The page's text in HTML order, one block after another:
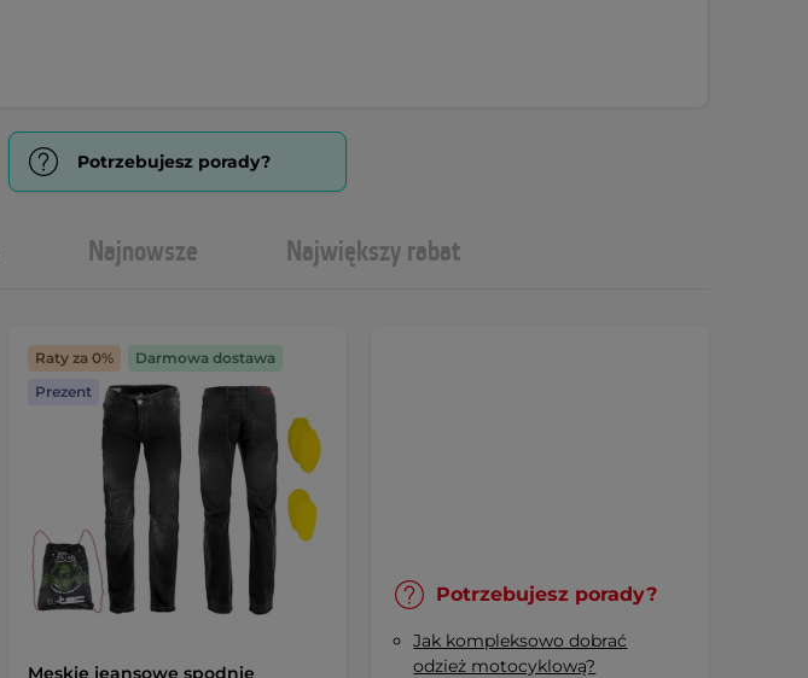
Potrzebujesz porady?
Najnowsze Największy rabat
Raty za 0%
Darmowa dostawa
Prezent
Męskie jeansowe spodnie
Potrzebujesz porady?
Jak kompleksowo dobrać
odzież motocyklową?